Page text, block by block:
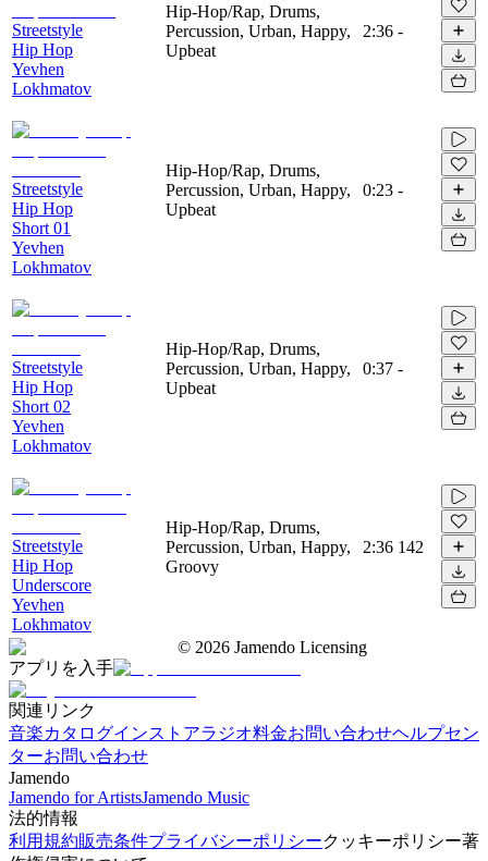
Streetstyle
Hip Hop
Yevhen
Lokhmatov
Hip-Hop/Rap, Drums,
Percussion, Urban, Happy,
Upbeat
2:36 -
Streetstyle
Hip Hop
Short 01
Yevhen
Lokhmatov
Hip-Hop/Rap, Drums,
Percussion, Urban, Happy,
Upbeat
0:23 -
Streetstyle
Hip Hop
Short 02
Yevhen
Lokhmatov
Hip-Hop/Rap, Drums,
Percussion, Urban, Happy,
Upbeat
0:37 -
Streetstyle
Hip Hop
Underscore
Yevhen
Lokhmatov
Hip-Hop/Rap, Drums,
Percussion, Urban, Happy,
Groovy
2:36 142
© 2026 Jamendo Licensing
アプリを入手
関連リンク
音楽カタログインストアラジオ料金お問い合わせヘルプセン
ターお問い合わせ
Jamendo
Jamendo for ArtistsJamendo Music
法的情報
利用規約販売条件プライバシーポリシークッキーポリシー著